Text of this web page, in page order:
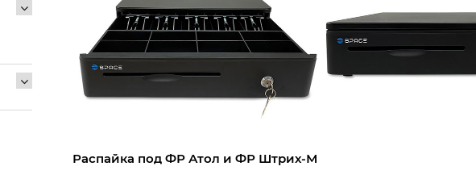
Распайка под ФР Атол и ФР Штрих-М